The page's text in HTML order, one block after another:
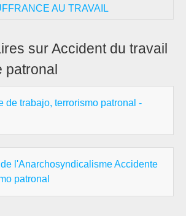
AU TRAVAIL
sur Accident du travail
patronal
de trabajo, terrorismo patronal -
l'Anarchosyndicalisme Accidente
patronal